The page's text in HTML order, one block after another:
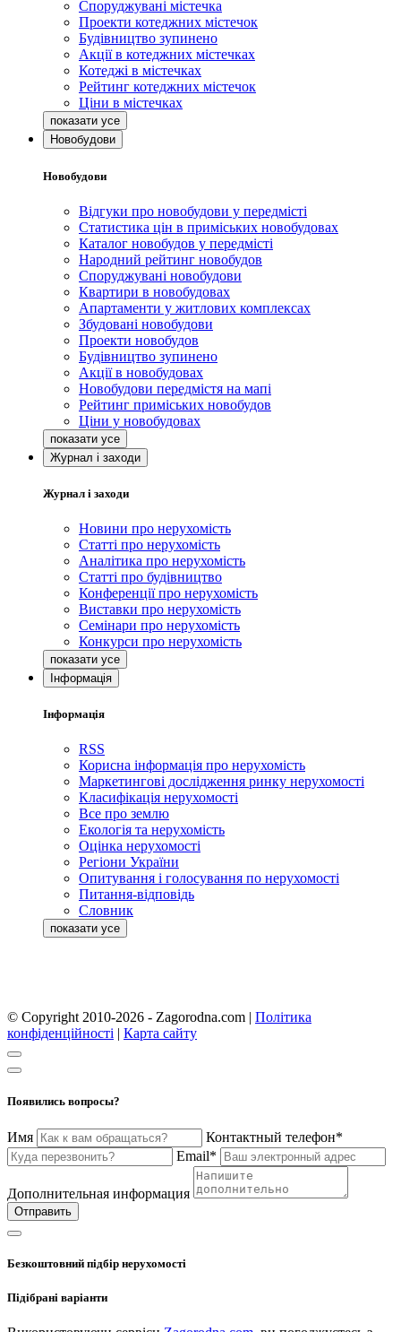
Споруджувані містечка
Проекти котеджних містечок
Будівництво зупинено
Акції в котеджних містечках
Котеджі в містечках
Рейтинг котеджних містечок
Ціни в містечках
Новобудови
Новобудови
Відгуки про новобудови у передмісті
Статистика цін в приміських новобудовах
Каталог новобудов у передмісті
Народний рейтинг новобудов
Споруджувані новобудови
Квартири в новобудовах
Апартаменти у житлових комплексах
Збудовані новобудови
Проекти новобудов
Будівництво зупинено
Акції в новобудовах
Новобудови передмістя на мапі
Рейтинг приміських новобудов
Ціни у новобудовах
Журнал і заходи
Журнал і заходи
Новини про нерухомість
Статті про нерухомість
Аналітика про нерухомість
Статті про будівництво
Конференції про нерухомість
Виставки про нерухомість
Семінари про нерухомість
Конкурси про нерухомість
Інформація
Інформація
RSS
Корисна інформація про нерухомість
Маркетингові дослідження ринку нерухомості
Класифікація нерухомості
Все про землю
Екологія та нерухомість
Оцінка нерухомості
Регіони України
Опитування і голосування по нерухомості
Питання-відповідь
Словник
© Copyright 2010-2026 - Zagorodna.com | Політика
конфіденційності | Карта сайту
Появились вопросы?
Имя
Контактный телефон*
Email*
Дополнительная информация
Отправить
Безкоштовний підбір нерухомості
Підібрані варіанти